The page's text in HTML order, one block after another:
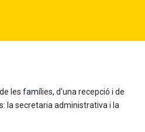
les famílies, d'una recepció i de
la secretaria administrativa i la